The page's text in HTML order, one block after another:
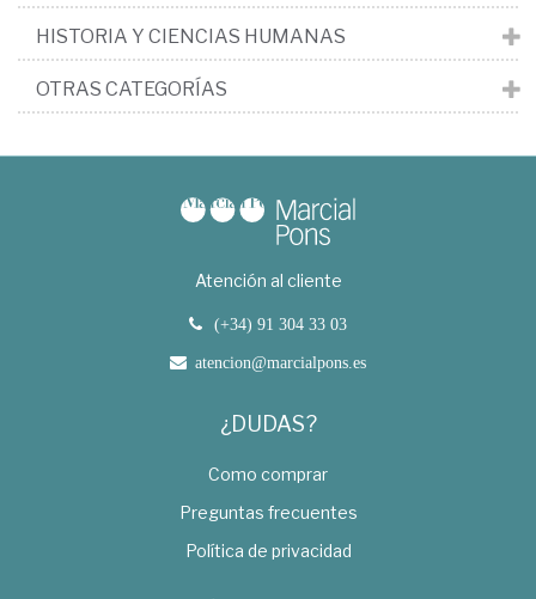
HISTORIA Y CIENCIAS HUMANAS
OTRAS CATEGORÍAS
Atención al cliente
(+34) 91 304 33 03
atencion@marcialpons.es
¿DUDAS?
Como comprar
Preguntas frecuentes
Política de privacidad